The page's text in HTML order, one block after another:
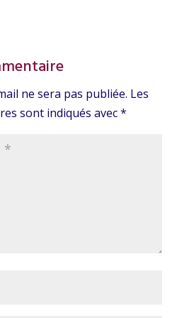
ne sera pas publiée. Les
sont indiqués avec*